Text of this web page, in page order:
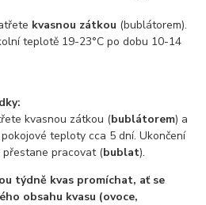
kvasnou zátkou (bublátorem).
teplotě 19-23°C po dobu 10-14
kvasnou zátkou (bublátorem) a
teploty cca 5 dní. Ukončení
přestane pracovat (bublat).
týdně kvas promíchat, ať se
obsahu kvasu (ovoce,